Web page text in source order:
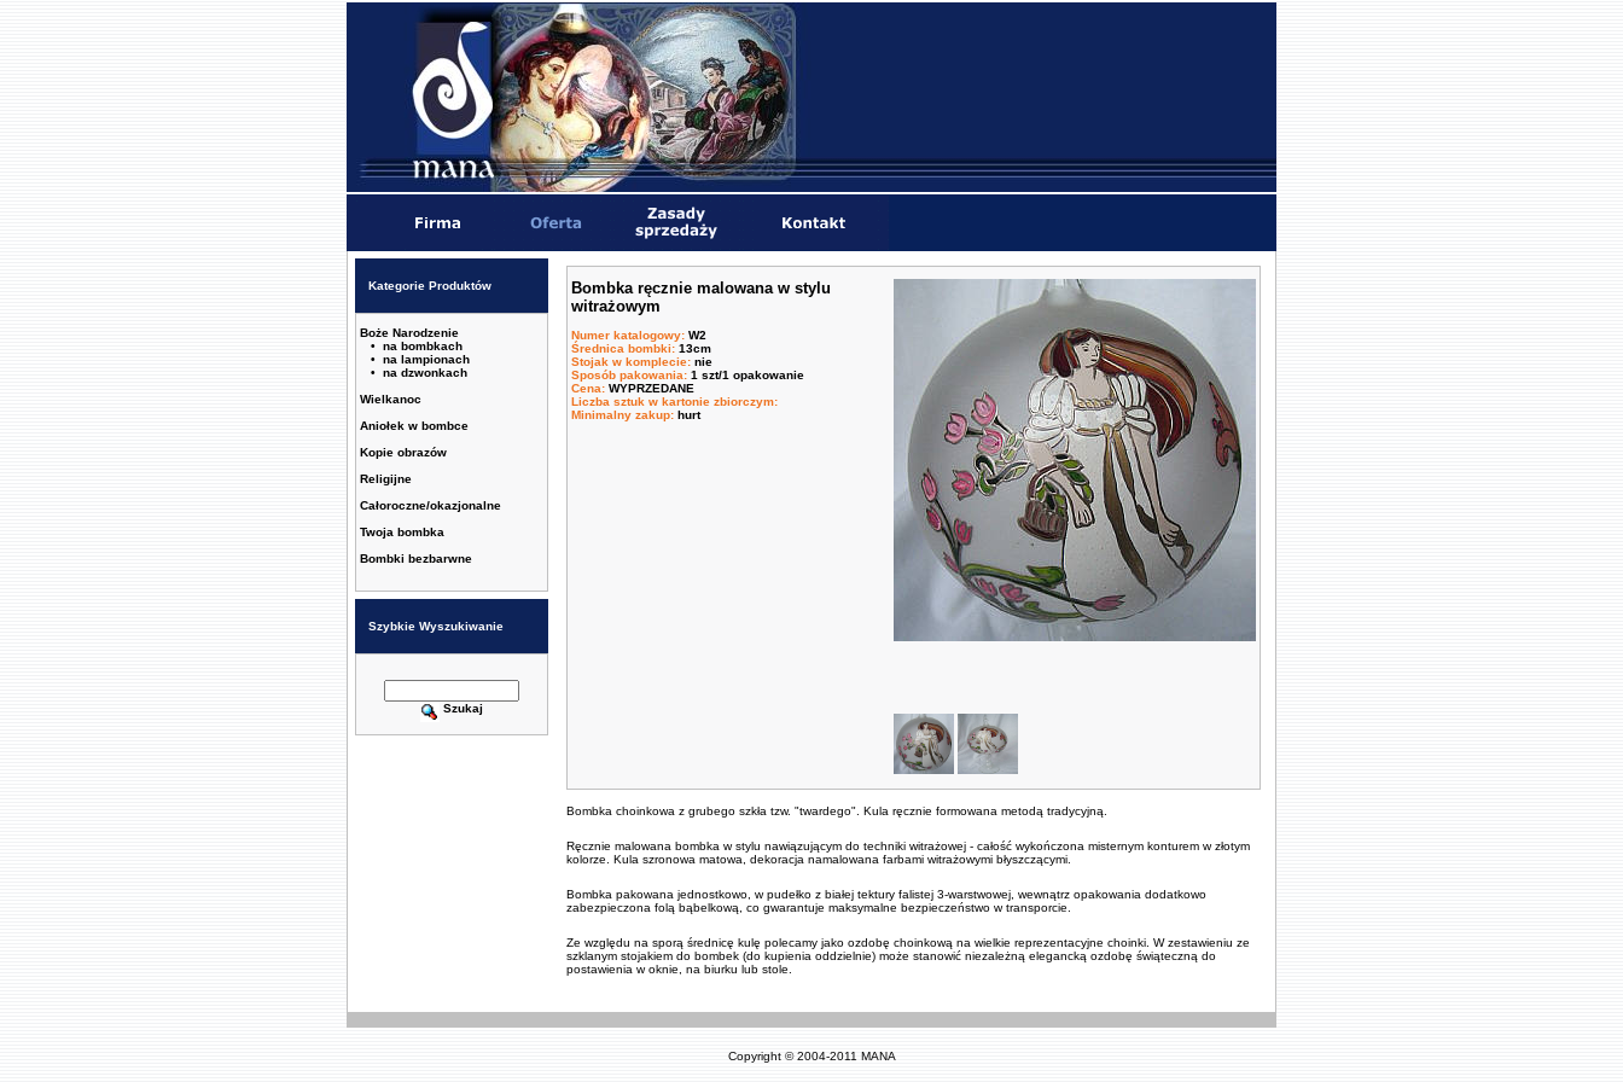
Kategorie Produktów
Boże Narodzenie
• na bombkach
• na lampionach
• na dzwonkach
Wielkanoc
Aniołek w bombce
Kopie obrazów
Religijne
Całoroczne/okazjonalne
Twoja bombka
Bombki bezbarwne
Szybkie Wyszukiwanie
Szukaj
Bombka ręcznie malowana w stylu
witrażowym
Numer katalogowy: W2
Średnica bombki: 13cm
Stojak w komplecie: nie
Sposób pakowania: 1 szt/1 opakowanie
Cena: WYPRZEDANE
Liczba sztuk w kartonie zbiorczym:
Minimalny zakup: hurt
Bombka choinkowa z grubego szkła tzw. "twardego". Kula ręcznie formowana metodą tradycyjną.
Ręcznie malowana bombka w stylu nawiązującym do techniki witrażowej - całość wykończona misternym konturem w złotym
kolorze. Kula szronowa matowa, dekoracja namalowana farbami witrażowymi błyszczącymi.
Bombka pakowana jednostkowo, w pudełko z białej tektury falistej 3-warstwowej, wewnątrz opakowania dodatkowo
zabezpieczona folą bąbelkową, co gwarantuje maksymalne bezpieczeństwo w transporcie.
Ze względu na sporą średnicę kulę polecamy jako ozdobę choinkową na wielkie reprezentacyjne choinki. W zestawieniu ze
szklanym stojakiem do bombek (do kupienia oddzielnie) może stanowić niezależną elegancką ozdobę świąteczną do
postawienia w oknie, na biurku lub stole.
Copyright © 2004-2011 MANA